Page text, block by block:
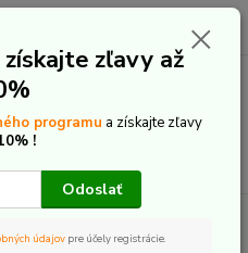
0,00 €
zľavy až
programu a získajte zľavy
!
Odoslať
údajov pre účely registrácie.